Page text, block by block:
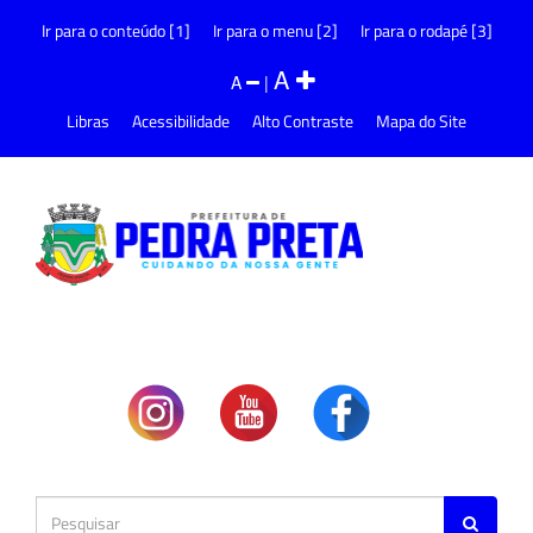
Ir para o conteúdo [1] Ir para o menu [2] Ir para o rodapé [3]
A |A
Libras Acessibilidade Alto Contraste Mapa do Site